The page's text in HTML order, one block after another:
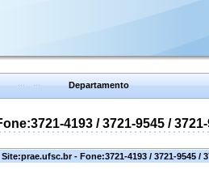
Departamento
4193 / 3721-9545 /
- Fone:3721-4193 / 3721-9545 /